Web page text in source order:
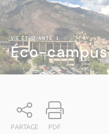
VIE ÉTUDIANTE |
Éco-campus
PARTAGE PDF